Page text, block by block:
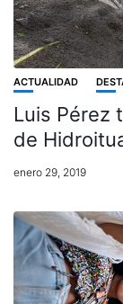
ACTUALIDAD
Luis Pérez
de
enero 29, 2019